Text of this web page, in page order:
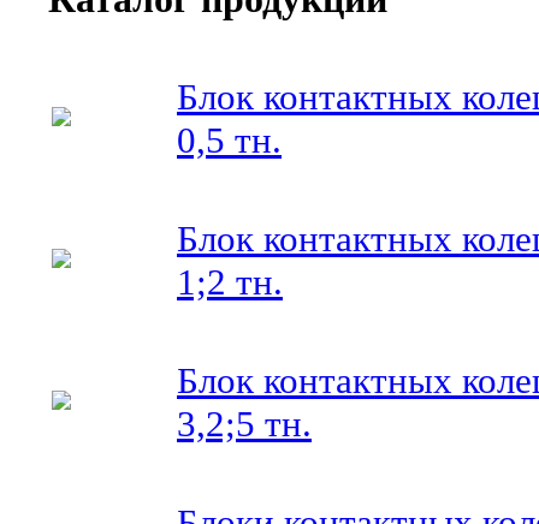
Блок контактных
0,5 тн.
Блок контактных
1;2 тн.
Блок контактных
3,2;5 тн.